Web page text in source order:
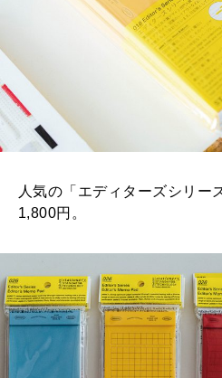
人気の「エディターズシリー
1,800円。